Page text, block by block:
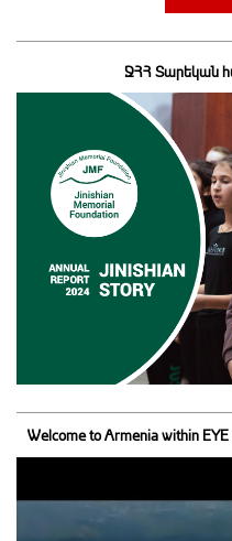
ՋՀՀ Տարեկան
Welcome to Armenia within